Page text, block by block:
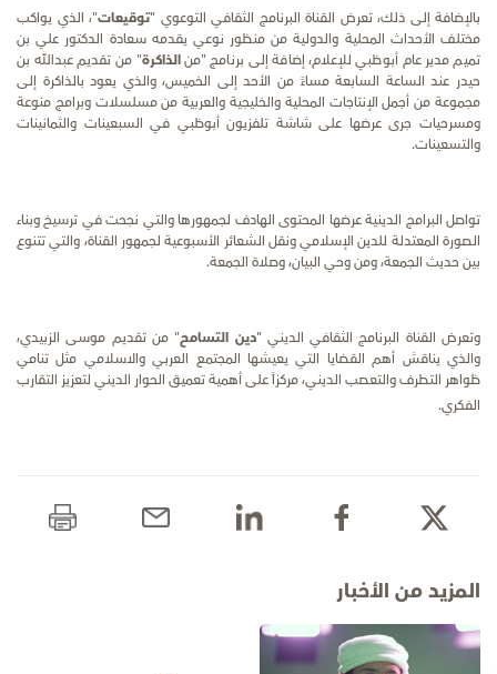
بالإضافة إلى ذلك، تعرض القناة البرنامج الثقافي التوعوي "توقيعات"، الذي يواكب
مختلف الأحداث المحلية والدولية من منظور نوعي يقدمه سعادة الدكتور علي بن
تميم مدير عام أبوظبي للإعلام، إضافة إلى برنامج "منالذاكرة" من تقديم عبدالله بن
حيدر عند الساعة السابعة مساءً من الأحد إلى الخميس، والذي يعود بالذاكرة إلى
مجموعة من أجمل الإنتاجات المحلية والخليجية والعربية من مسلسلات وبرامج منوعة
ومسرحيات جرى عرضها على شاشة تلفزيون أبوظبي في السبعينات والثمانينات
والتسعينات.
تواصل البرامج الدينية عرضها المحتوى الهادف لجمهورها والتي نجحت في ترسيخ وبناء
الصورة المعتدلة للدين الإسلامي ونقل الشعائر الأسبوعية لجمهور القناة، والتي تتنوع
بين حديث الجمعة، ومن وحي البيان، وصلاة الجمعة.
وتعرض القناة البرنامج الثقافي الديني "دين التسامح" من تقديم موسى الزبيدي،
والذي يناقش أهم القضايا التي يعيشها المجتمع العربي والاسلامي مثل تنامي
ظواهر التطرف والتعصب الديني، مركزاً على أهمية تعميق الحوار الديني لتعزيز التقارب
الفكري.
المزيد من الأخبار